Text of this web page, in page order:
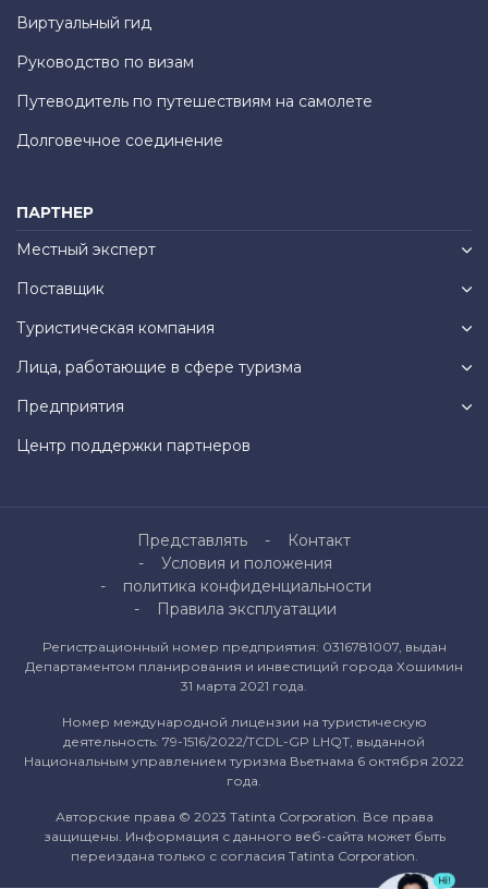
Виртуальный гид
Руководство по визам
Путеводитель по путешествиям на самолете
Долговечное соединение
ПАРТНЕР
Местный эксперт
Поставщик
Туристическая компания
Лица, работающие в сфере туризма
Предприятия
Центр поддержки партнеров
Представлять
Контакт
Условия и положения
политика конфиденциальности
Правила эксплуатации
Регистрационный номер предприятия: 0316781007, выдан
Департаментом планирования и инвестиций города Хошимин
31 марта 2021 года.
Номер международной лицензии на туристическую
деятельность: 79-1516/2022/TCDL-GP LHQT, выданной
Национальным управлением туризма Вьетнама 6 октября 2022
года.
Авторские права © 2023 Tatinta Corporation. Все права
защищены. Информация с данного веб-сайта может быть
переиздана только с согласия Tatinta Corporation.